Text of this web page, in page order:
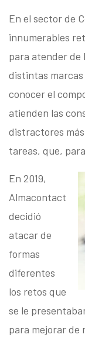
En el sector de
innumerables
para atender de
distintas
conocer el
atienden las
distractores
tareas, que,
En 2019,
Almacontact
decidió
atacar de
formas
diferentes
los retos que
se le
para mejorar de